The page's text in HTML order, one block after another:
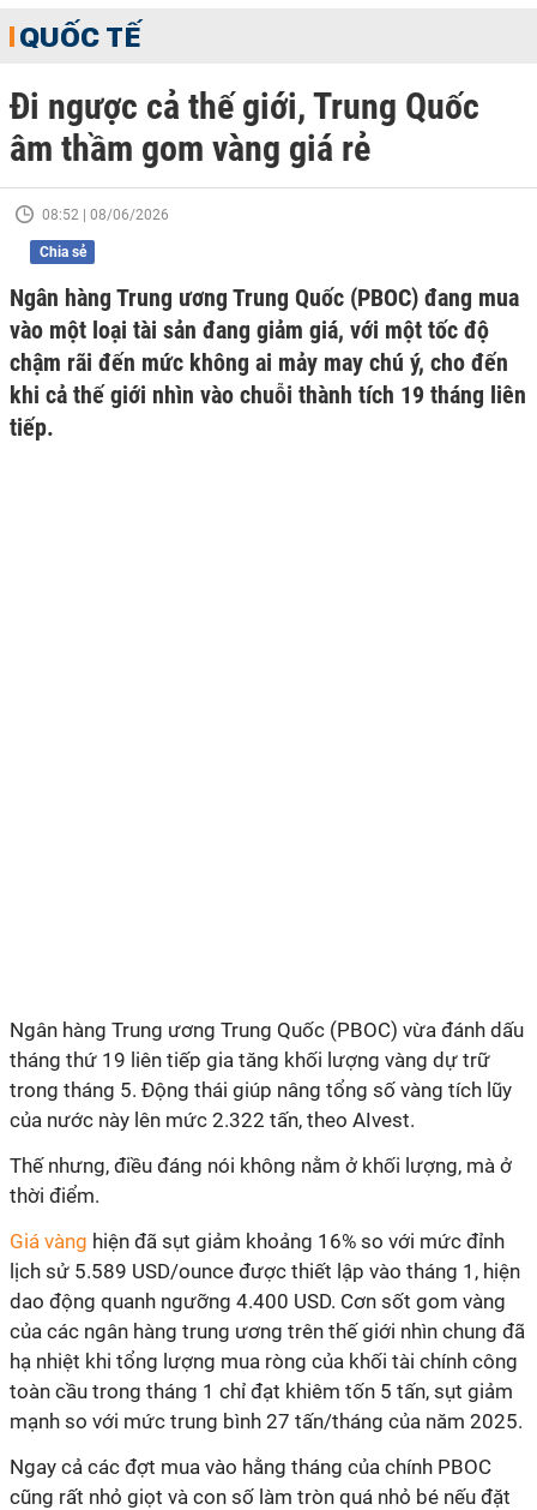
QUỐC TẾ
Đi ngược cả thế giới, Trung Quốc
âm thầm gom vàng giá rẻ
08:52 | 08/06/2026
Chia sẻ
Ngân hàng Trung ương Trung Quốc (PBOC) đang mua
vào một loại tài sản đang giảm giá, với một tốc độ
chậm rãi đến mức không ai mảy may chú ý, cho đến
khi cả thế giới nhìn vào chuỗi thành tích 19 tháng liên
tiếp.
Ngân hàng Trung ương Trung Quốc (PBOC) vừa đánh dấu
tháng thứ 19 liên tiếp gia tăng khối lượng vàng dự trữ
trong tháng 5. Động thái giúp nâng tổng số vàng tích lũy
của nước này lên mức 2.322 tấn, theo AIvest.
Thế nhưng, điều đáng nói không nằm ở khối lượng, mà ở
thời điểm.
Giá vàng hiện đã sụt giảm khoảng 16% so với mức đỉnh
lịch sử 5.589 USD/ounce được thiết lập vào tháng 1, hiện
dao động quanh ngưỡng 4.400 USD. Cơn sốt gom vàng
của các ngân hàng trung ương trên thế giới nhìn chung đã
hạ nhiệt khi tổng lượng mua ròng của khối tài chính công
toàn cầu trong tháng 1 chỉ đạt khiêm tốn 5 tấn, sụt giảm
mạnh so với mức trung bình 27 tấn/tháng của năm 2025.
Ngay cả các đợt mua vào hằng tháng của chính PBOC
cũng rất nhỏ giọt và con số làm tròn quá nhỏ bé nếu đặt